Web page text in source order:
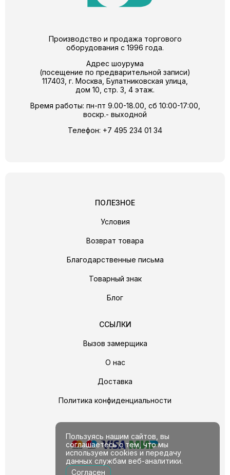
Производство и продажа торгового
оборудования с 1996 года.
Адрес шоурума
(посещение по предварительной записи)
117403, г. Москва, Булатниковская улица,
дом 10, стр. 3, 4 этаж.
Время работы: пн-пт 9.00-18.00, сб 10:00-17:00,
воскр.- выходной
Телефон: +7 495 234 01 34
ПОЛЕЗНОЕ
Условия
Возврат товара
Благодарственные письма
Товарный знак
Блог
ССЫЛКИ
Вызов замерщика
О нас
Доставка
Политика конфиденциальности
Пользуясь нашим сайтов, вы
соглашаетесь с тем, что мы
используем cookies и передачу
данных службам веб-аналитики.
Согласен